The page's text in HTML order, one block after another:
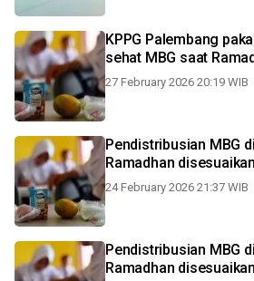
KPPG Palembang
sehat MBG saat
27 February 2026 20:19 WIB
Pendistribusian MBG
Ramadhan
24 February 2026 21:37 WIB
Pendistribusian MBG
Ramadhan